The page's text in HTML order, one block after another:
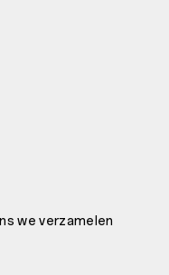
we verzamelen